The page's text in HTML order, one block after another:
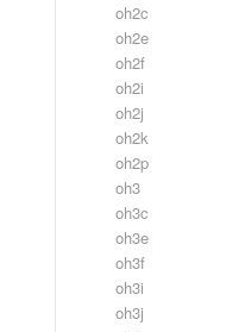
oh2c
oh2e
oh2f
oh2i
oh2j
oh2k
oh2p
oh3
oh3c
oh3e
oh3f
oh3i
oh3j